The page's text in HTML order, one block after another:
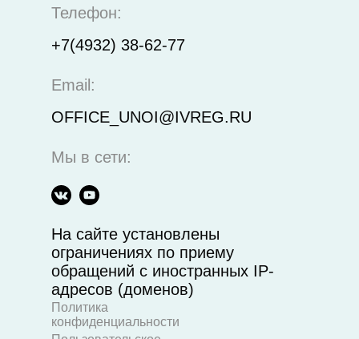
На сайте установлены
ограничениях по приему
обращений с иностранных IP-
адресов (доменов)
Мы в сети:
Телефон:
+7(4932) 38-62-77
Политика
конфиденциальности
Email:
OFFICE_UNOI@IVREG.RU